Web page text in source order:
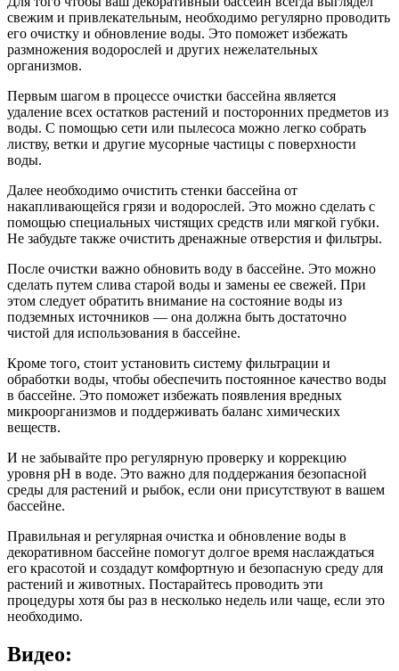
свежим и привлекательным, необходимо регулярно проводить
его очистку и обновление воды. Это поможет избежать
размножения водорослей и других нежелательных
организмов.
Первым шагом в процессе очистки бассейна является
удаление всех остатков растений и посторонних предметов из
воды. С помощью сети или пылесоса можно легко собрать
листву, ветки и другие мусорные частицы с поверхности
воды.
Далее необходимо очистить стенки бассейна от
накапливающейся грязи и водорослей. Это можно сделать с
помощью специальных чистящих средств или мягкой губки.
Не забудьте также очистить дренажные отверстия и фильтры.
После очистки важно обновить воду в бассейне. Это можно
сделать путем слива старой воды и замены ее свежей. При
этом следует обратить внимание на состояние воды из
подземных источников — она должна быть достаточно
чистой для использования в бассейне.
Кроме того, стоит установить систему фильтрации и
обработки воды, чтобы обеспечить постоянное качество воды
в бассейне. Это поможет избежать появления вредных
микроорганизмов и поддерживать баланс химических
веществ.
И не забывайте про регулярную проверку и коррекцию
уровня pH в воде. Это важно для поддержания безопасной
среды для растений и рыбок, если они присутствуют в вашем
бассейне.
Правильная и регулярная очистка и обновление воды в
декоративном бассейне помогут долгое время наслаждаться
его красотой и создадут комфортную и безопасную среду для
растений и животных. Постарайтесь проводить эти
процедуры хотя бы раз в несколько недель или чаще, если это
необходимо.
Видео: